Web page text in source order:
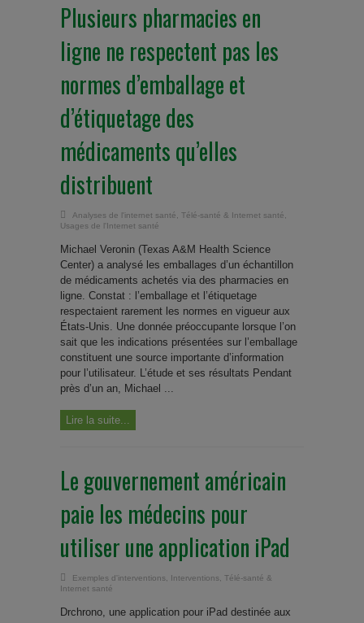
Plusieurs pharmacies en
ligne ne respectent pas les
normes d’emballage et
d’étiquetage des
médicaments qu’elles
distribuent
Analyses de l'internet santé Télé-santé & Internet santé
Usages de l'Internet santé
Michael Veronin (Texas A&M Health Science
Center) a analysé les emballages d’un échantillon
de médicaments achetés via des pharmacies en
ligne. Constat : l’emballage et l’étiquetage
respectaient rarement les normes en vigueur aux
États-Unis. Une donnée préoccupante lorsque l’on
sait que les indications présentées sur l’emballage
constituent une source importante d’information
pour l’utilisateur. L’étude et ses résultats Pendant
près d’un an, Michael ...
Lire la suite...
Le gouvernement américain
paie les médecins pour
utiliser une application iPad
Exemples d'interventions Interventions Télé-santé &
Internet santé
Drchrono, une application pour iPad destinée aux